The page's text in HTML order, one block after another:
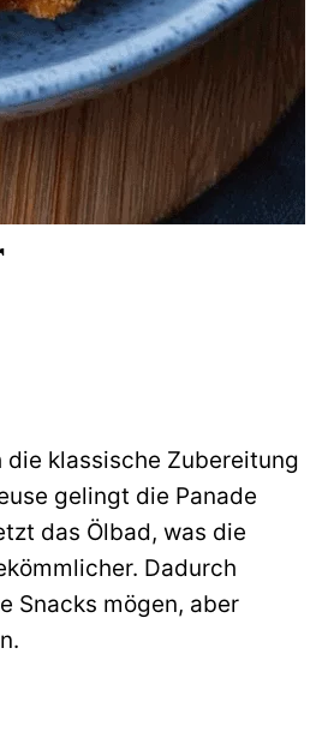
klassische Zubereitung
gelingt die Panade
das Ölbad, was die
Dadurch
Snacks mögen, aber